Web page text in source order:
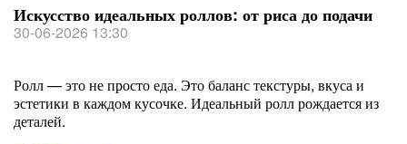
Искусство идеальных роллов: от риса до подачи
30-06-2026 13:30
Ролл — это не просто еда. Это баланс текстуры, вкуса и
эстетики в каждом кусочке. Идеальный ролл рождается из
деталей.